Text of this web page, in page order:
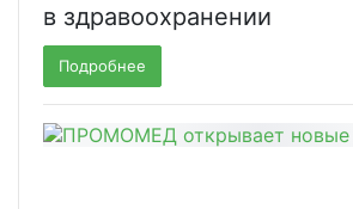
в здравоохранении
Подробнее